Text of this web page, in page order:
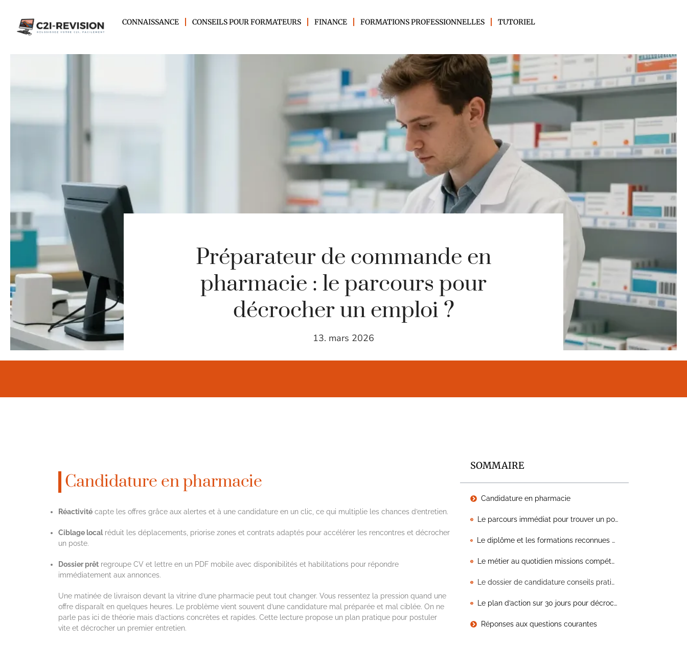
CONNAISSANCE CONSEILS POUR FORMATEURS FINANCE FORMATIONS PROFESSIONNELLES TUTORIEL
Préparateur de commande en
pharmacie : le parcours pour
décrocher un emploi ?
13. mars 2026
Candidature en pharmacie
Réactivité capte les offres grâce aux alertes et à une candidature en un clic, ce qui multiplie les chances d’entretien.
Ciblage localréduit les déplacements, priorise zones et contrats adaptés pour accélérer les rencontres et décrocher
un poste.
Dossier prêt regroupe CV et lettre en un PDF mobile avec disponibilités et habilitations pour répondre
immédiatement aux annonces.
Une matinée de livraison devant la vitrine d’une pharmacie peut tout changer. Vous ressentez la pression quand une
offre disparaît en quelques heures. Le problème vient souvent d’une candidature mal préparée et mal ciblée. On ne
parle pas ici de théorie mais d’actions concrètes et rapides. Cette lecture propose un plan pratique pour postuler
vite et décrocher un premier entretien.
SOMMAIRE
Candidature en pharmacie
Le parcours immédiat pour trouver un poste de préparateur de commande en pharmacie
Le diplôme et les formations reconnues pour exercer comme préparateur de commandes pharmaceutiques
Le métier au quotidien missions compétences outils et conditions de travail en pharmacie
Le dossier de candidature conseils pratiques CV lettre et préparation à l’entretien d’embauche
Le plan d’action sur 30 jours pour décrocher un poste de préparateur de commande en pharmacie
Réponses aux questions courantes